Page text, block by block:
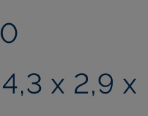
x 2,9 x